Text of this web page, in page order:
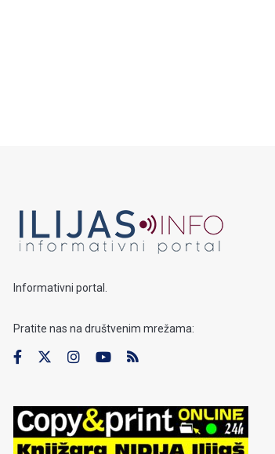
Informativni portal.
Pratite nas na društvenim mrežama: